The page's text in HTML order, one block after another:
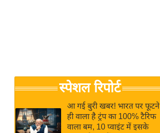
Breaking
News in
Hindi
जगत
राय
बजट
स्पेशल रिपोर्ट
आ गई बुरी खबर! भारत पर फूटने
ही वाला है ट्रंप का 100% टैरिफ
वाला बम, 10 प्वाइंट में इसके